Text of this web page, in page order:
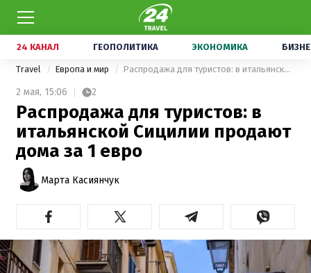
24 КАНАЛ ГЕОПОЛИТИКА ЭКОНОМИКА
Travel Европа и мир Распродажа для туристов: в итальянской Сицилии продают дома за 1 евро
2 мая, 15:06 2
Распродажа для туристов: в
итальянской Сицилии продают
дома за 1 евро
Марта Касиянчук